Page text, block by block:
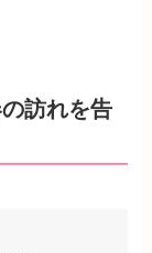
訪れを告